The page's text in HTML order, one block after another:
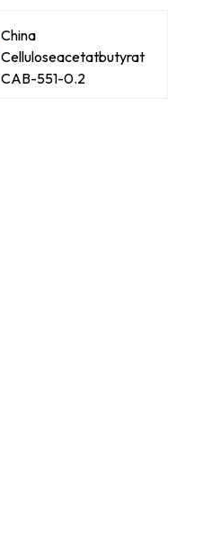
China
Celluloseacetatbutyrat
CAB-551-0.2